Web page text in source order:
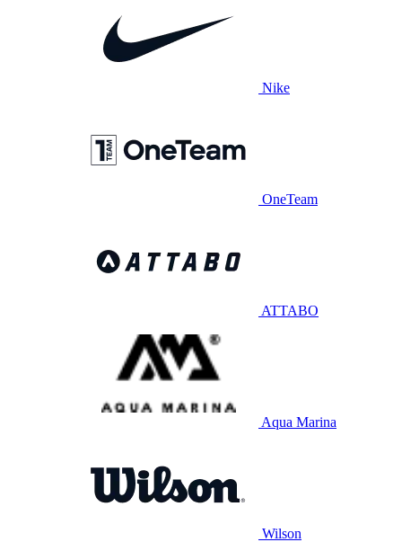
Nike
OneTeam
ATTABO
Aqua Marina
Wilson